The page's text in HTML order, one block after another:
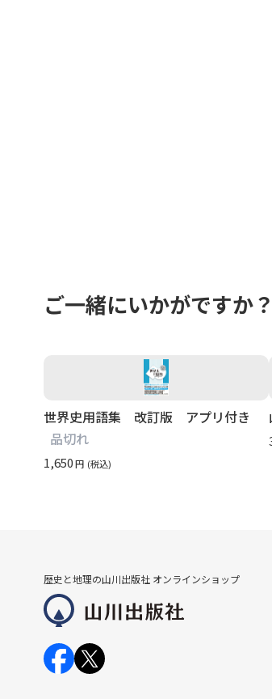
ご一緒にいかがですか？
世界史用語集 改訂版 アプリ付き
品切れ
1,650円 (税込)
歴史と地理の山川出版社 オンラインショップ